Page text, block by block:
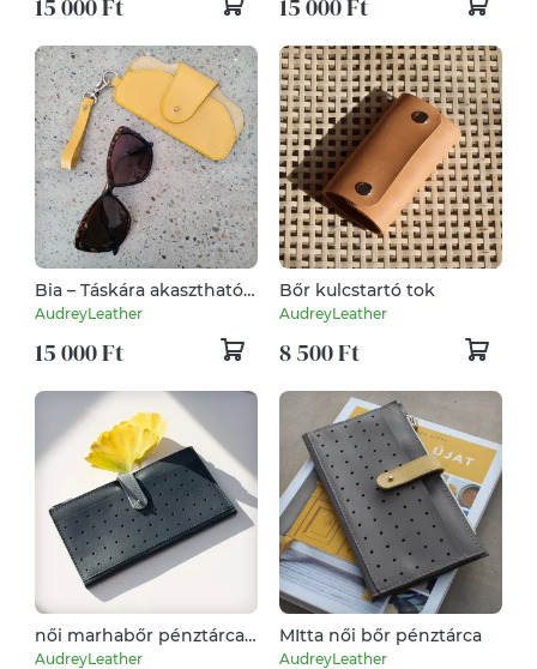
Bia – Táskára akasztható
bőr szemüvegtok
AudreyLeather
15 000 Ft
Bőr kulcstartó tok
AudreyLeather
8 500 Ft
női marhabőr pénztárca/
irattartó/kártyatartó/mobiltok
AudreyLeather
MItta női bőr pénztárca
AudreyLeather